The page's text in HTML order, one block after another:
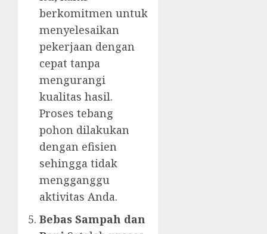
berkomitmen untuk
menyelesaikan
pekerjaan dengan
cepat tanpa
mengurangi
kualitas hasil.
Proses tebang
pohon dilakukan
dengan efisien
sehingga tidak
mengganggu
aktivitas Anda.
Bebas Sampah dan